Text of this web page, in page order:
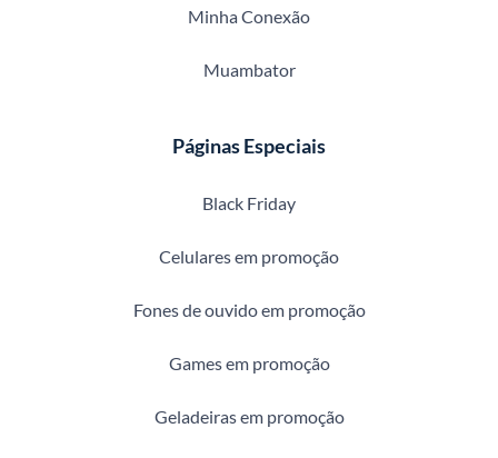
Minha Conexão
Muambator
Páginas Especiais
Black Friday
Celulares em promoção
Fones de ouvido em promoção
Games em promoção
Geladeiras em promoção